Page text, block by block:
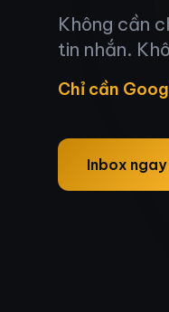
Không cần
tin nhắn.
Chỉ cần
Inbox